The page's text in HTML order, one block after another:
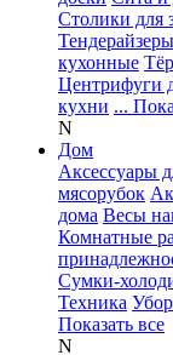
Столики для
кухонные
Центрифуги
кухни ...
N
Дом
Аксессуары
мясорубок
дома Весы
Комнатные
Сумки-
Техника
Показать все
N